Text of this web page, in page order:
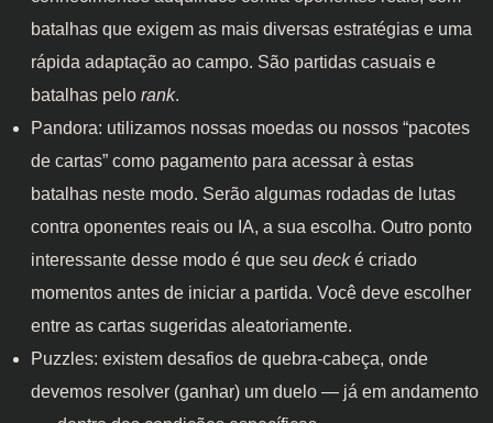
batalhas que exigem as mais diversas estratégias e uma
rápida adaptação ao campo. São partidas casuais e
batalhas pelo rank.
Pandora: utilizamos nossas moedas ou nossos “pacotes
de cartas” como pagamento para acessar à estas
batalhas neste modo. Serão algumas rodadas de lutas
contra oponentes reais ou IA, a sua escolha. Outro ponto
interessante desse modo é que seu decké criado
momentos antes de iniciar a partida. Você deve escolher
entre as cartas sugeridas aleatoriamente.
Puzzles: existem desafios de quebra-cabeça, onde
devemos resolver (ganhar) um duelo — já em andamento